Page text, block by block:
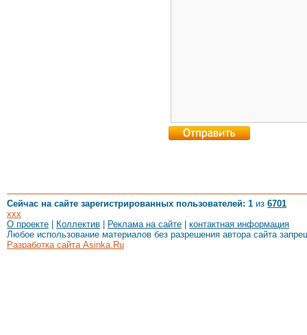
Сейчас на сайте зарегистрированных пользователей: 1 из 6701
xxx
О проекте
Коллектив Реклама на сайте
контактная информация
Любое использование материалов без разрешения автора сайта
Разработка сайта Asinka.Ru